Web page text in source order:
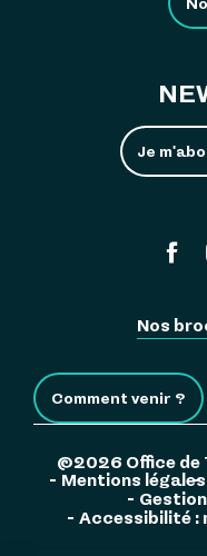
Je
Nos
Comment venir ?
©2026 Office de
Mentions légales
Accessibilité :